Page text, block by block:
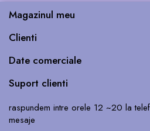
Magazinul meu
Clienti
Date comerciale
Suport clienti
raspundem intre orele 12 ~20 la
mesaje